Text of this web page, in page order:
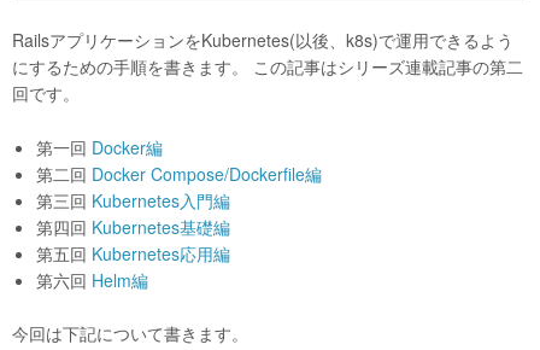
RailsアプリケーションをKubernetes(以後、k8s)で運用できるよう
にするための手順を書きます。 この記事はシリーズ連載記事の第二
回です。
第一回 Docker編
第二回 Docker Compose/Dockerfile編
第三回 Kubernetes入門編
第四回 Kubernetes基礎編
第五回 Kubernetes応用編
第六回 Helm編
今回は下記について書きます。